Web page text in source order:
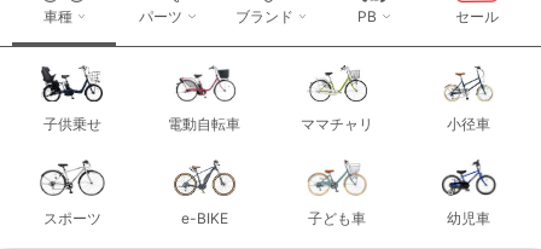
車種
子供乗せ 電動自転車 ママチャリ 小径車
スポーツ e-BIKE 子ども車 幼児車
パーツ ブランド PB セール